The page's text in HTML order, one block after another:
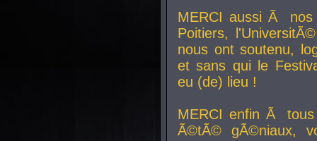
MERCI aussi Ã nos
Poitiers,
nous ont soutenu,
et sans qui le
eu (de) lieu !
MERCI enfin Ã
Ã©tÃ© gÃ©niaux,